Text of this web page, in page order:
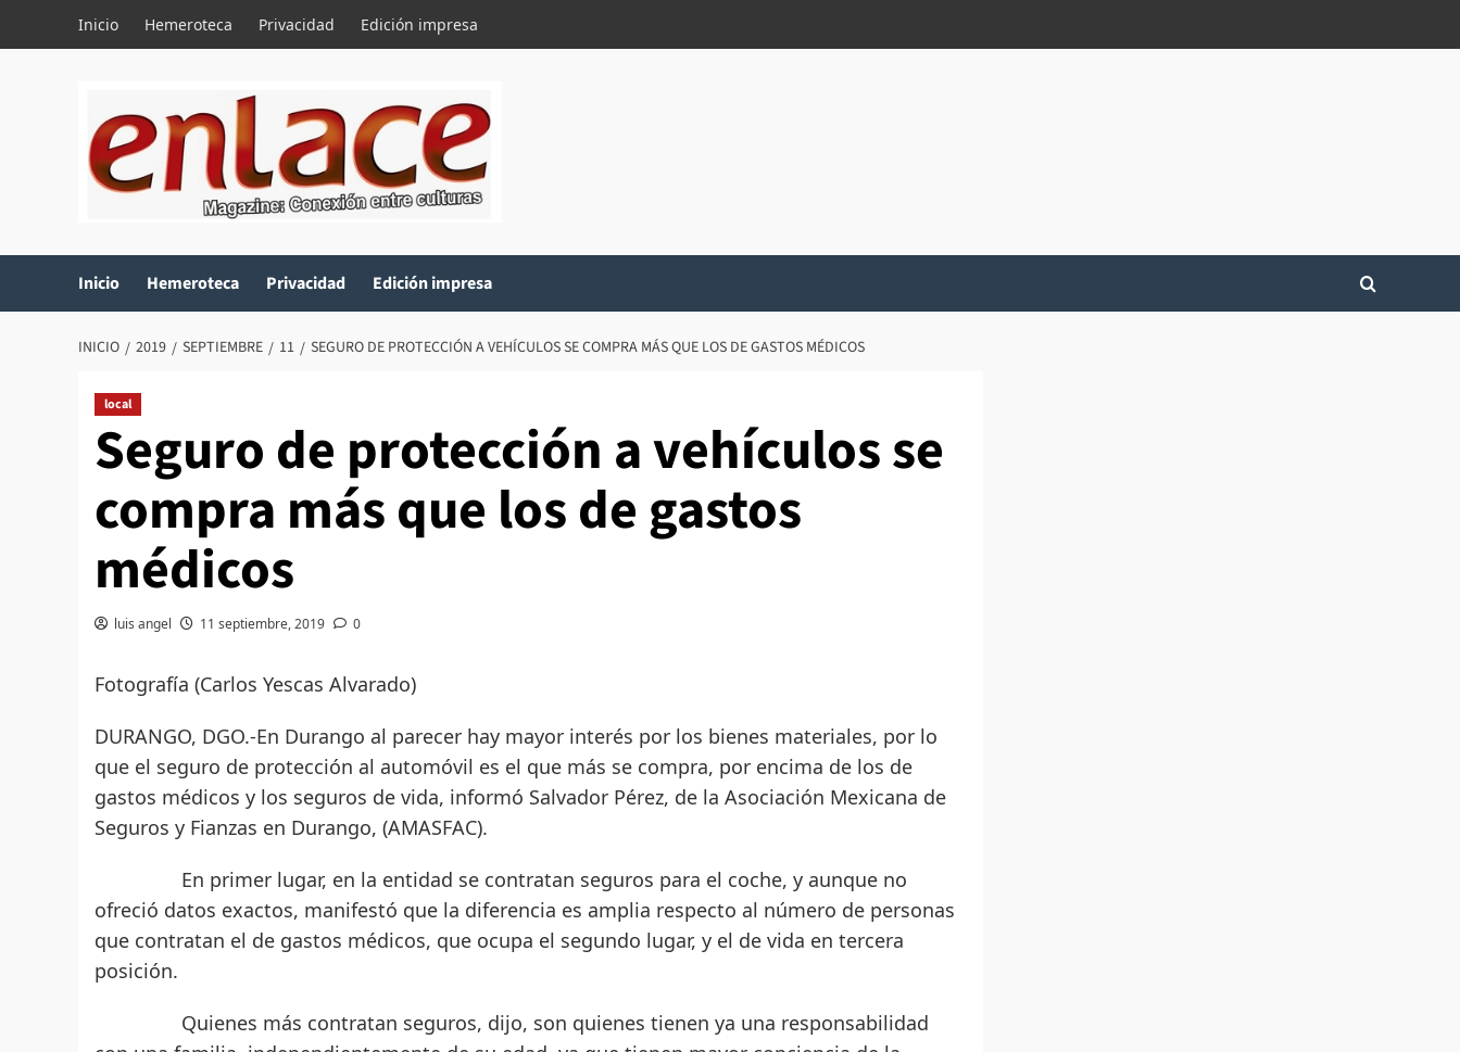
Inicio Hemeroteca Privacidad Edición impresa
Inicio Hemeroteca Privacidad Edición impresa
INICIO 2019 SEPTIEMBRE 11 SEGURO DE PROTECCIÓN A VEHÍCULOS SE COMPRA MÁS QUE LOS DE GASTOS MÉDICOS
local
Seguro de protección a vehículos se
compra más que los de gastos
médicos
luis angel 11 septiembre, 2019 0
Fotografía (Carlos Yescas Alvarado)
DURANGO, DGO.-En Durango al parecer hay mayor interés por los bienes materiales, por lo
que el seguro de protección al automóvil es el que más se compra, por encima de los de
gastos médicos y los seguros de vida, informó Salvador Pérez, de la Asociación Mexicana de
Seguros y Fianzas en Durango, (AMASFAC).
En primer lugar, en la entidad se contratan seguros para el coche, y aunque no
ofreció datos exactos, manifestó que la diferencia es amplia respecto al número de personas
que contratan el de gastos médicos, que ocupa el segundo lugar, y el de vida en tercera
posición.
Quienes más contratan seguros, dijo, son quienes tienen ya una responsabilidad